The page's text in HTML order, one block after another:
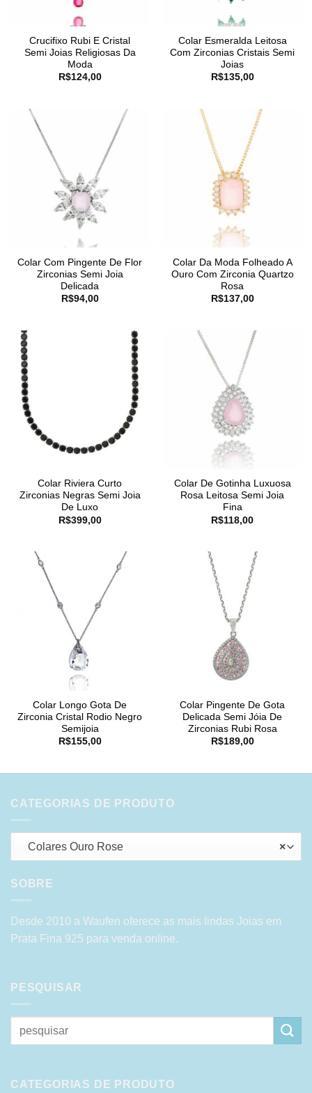
Crucifixo Rubi E Cristal
Semi Joias Religiosas Da
Moda
R$124,00
Colar Esmeralda Leitosa
Com Zirconias Cristais Semi
Joias
R$135,00
Colar Com Pingente De Flor
Zirconias Semi Joia
Delicada
R$94,00
Colar Da Moda Folheado A
Ouro Com Zirconia Quartzo
Rosa
R$137,00
Colar Riviera Curto
Zirconias Negras Semi Joia
De Luxo
R$399,00
Colar De Gotinha Luxuosa
Rosa Leitosa Semi Joia
Fina
R$118,00
Colar Longo Gota De
Zirconia Cristal Rodio Negro
Semijoia
R$155,00
Colar Pingente De Gota
Delicada Semi Jóia De
Zirconias Rubi Rosa
R$189,00
CATEGORIAS DE PRODUTO
×
Colares Ouro Rose
SOBRE
Desde 2010 a Waufen oferece as mais lindas Joias em
Prata Fina 925 para venda online.
PESQUISAR
Pesquisar
por:
CATEGORIAS DE PRODUTO